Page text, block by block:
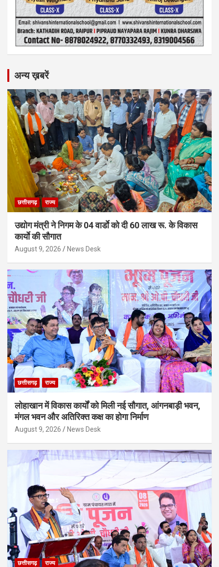
अन्य ख़बरें
छत्तीसगढ़ राज्य
उद्योग मंत्री ने निगम के 04 वार्डाे को दी 60 लाख रू. के विकास
कार्याे की सौगात
August 9, 2026 News Desk
छत्तीसगढ़ राज्य
लोहाखान में विकास कार्यों को मिली नई सौगात, आंगनबाड़ी भवन,
मंगल भवन और अतिरिक्त कक्ष का होगा निर्माण
August 9, 2026 News Desk
छत्तीसगढ़ राज्य